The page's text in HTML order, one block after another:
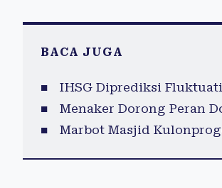
BACA JUGA
IHSG Diprediksi
Menaker Dorong Peran
Marbot Masjid